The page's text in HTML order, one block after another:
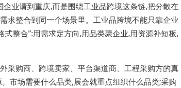
业请到重庆,而是围绕工业品跨境这条链,把分散在
求整合到同一个场景里。工业品跨境不能只靠企业
整合”:用需求定方向,用品类聚企业,用资源补短板,
购商、跨境卖家、平台渠道商、工程采购方的真
市场需要什么品类,展会就重点组织什么品类;采购